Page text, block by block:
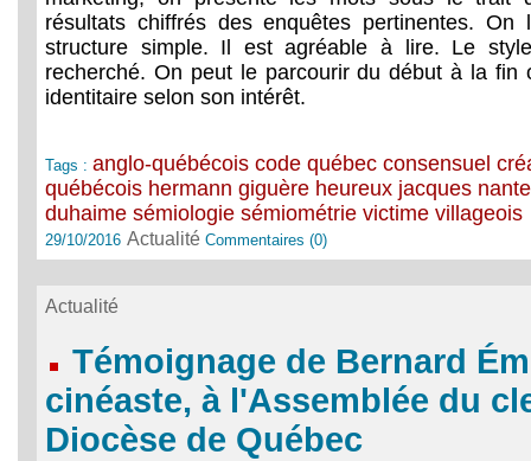
résultats chiffrés des enquêtes pertinentes.
structure simple. Il est agréable à lire. Le
recherché. On peut le parcourir du début à la
identitaire selon son intérêt.
Tags :anglo-québécois code québec consensuel
québécois hermann giguère heureux jacques
duhaime sémiologie sémiométrie victime villageois
29/10/2016 ActualitéCommentaires (0)
Actualité
Témoignage de Bernard
cinéaste, à l'Assemblée du
Diocèse de Québec